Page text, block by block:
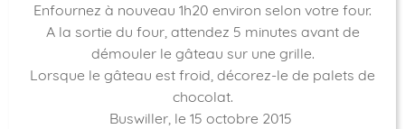
Enfournez à nouveau 1h20 environ selon votre four.
A la sortie du four, attendez 5 minutes avant de
démouler le gâteau sur une grille.
Lorsque le gâteau est froid, décorez-le de palets de
chocolat.
Buswiller, le 15 octobre 2015